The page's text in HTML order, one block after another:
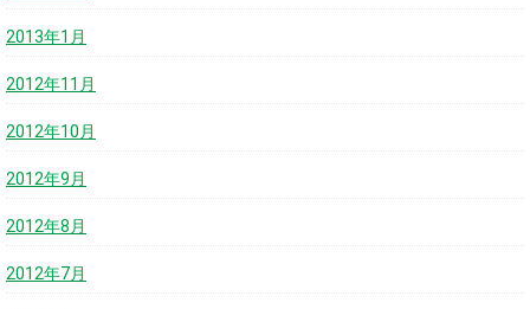
2013年1月
2012年11月
2012年10月
2012年9月
2012年8月
2012年7月